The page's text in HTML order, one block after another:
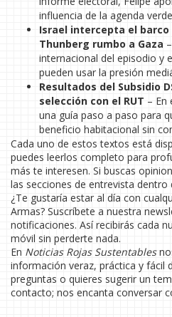
influencia de la agenda
Israel intercepta el barco
Thunberg rumbo a Gaza
internacional del episodio y
pueden usar la presión
Resultados del Subsidio
selección con el RUT – En
una guía paso a paso para
beneficio habitacional sin
Cada uno de estos textos está
puedes leerlos completo para
más te interesen. Si buscas
las secciones de entrevista dentro
¿Te gustaría estar al día con
Armas? Suscríbete a nuestra
notificaciones. Así recibirás cada
móvil sin perderte nada.
En Noticias Rojas Sustentables
información veraz, práctica y fácil
preguntas o quieres sugerir un
contacto; nos encanta conversar